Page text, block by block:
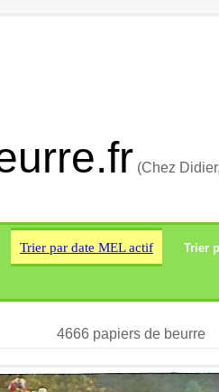
(Chez
Trier par date MEL actif Trier
4666 papiers de beurre